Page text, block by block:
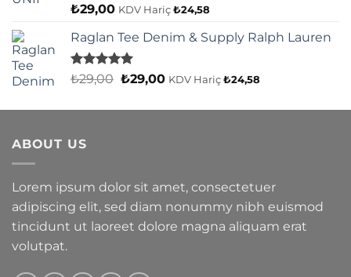
5 üzerinden
oy
aldı
₺29,00 KDV Hariç ₺24,58
Raglan Tee Denim & Supply Ralph Lauren
5 üzerinden
oy
₺29,00 Orijinal
₺29,00.
₺29,00Şu
fiyat:
KDV Hariç ₺24,58
ABOUT US
Lorem ipsum dolor sit amet, consectetuer
adipiscing elit, sed diam nonummy nibh euismod
tincidunt ut laoreet dolore magna aliquam erat
volutpat.